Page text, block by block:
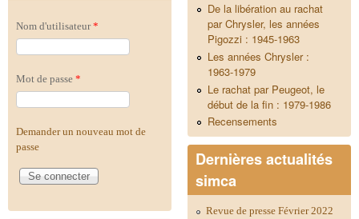
Nom d'utilisateur*
Mot de passe *
Demander un nouveau mot de
passe
De la libération au rachat
par Chrysler, les années
Pigozzi : 1945-1963
Les années Chrysler :
1963-1979
Le rachat par Peugeot, le
début de la fin : 1979-1986
Recensements
Dernières actualités
simca
Revue de presse Février 2022